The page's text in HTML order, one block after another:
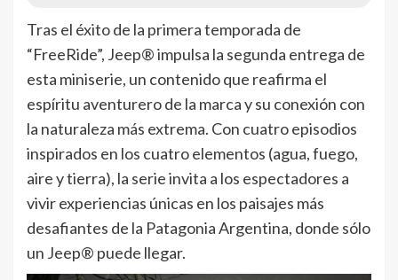
Tras el éxito de la primera temporada de
“FreeRide”, Jeep® impulsa la segunda entrega de
esta miniserie, un contenido que reafirma el
espíritu aventurero de la marca y su conexión con
la naturaleza más extrema. Con cuatro episodios
inspirados en los cuatro elementos (agua, fuego,
aire y tierra), la serie invita a los espectadores a
vivir experiencias únicas en los paisajes más
desafiantes de la Patagonia Argentina, donde sólo
un Jeep® puede llegar.